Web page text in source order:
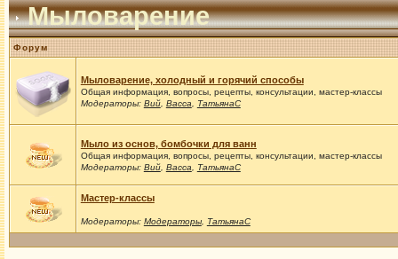
Мыловарение
Форум
Мыловарение, холодный и горячий способы
Общая информация, вопросы, рецепты, консультации, мастер-классы
Модераторы: Вий, Васса ТатьянаС
Мыло из основ, бомбочки для ванн
Общая информация, вопросы, рецепты, консультации, мастер-классы
Модераторы: Вий, Васса ТатьянаС
Мастер-классы
Модераторы: Модераторы, ТатьянаС